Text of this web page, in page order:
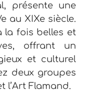
présente une
au XIXe siècle.
la fois belles et
offrant un
et culturel
deux groupes
l’Art Flamand.